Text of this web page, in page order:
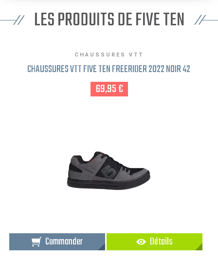
LES PRODUITS DE FIVE TEN
CHAUSSURES VTT
CHAUSSURES VTT FIVE TEN FREERIDER 2022 NOIR 42
69,95 €
Commander Détails